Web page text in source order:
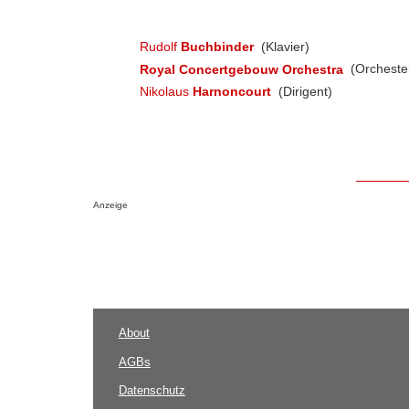
Rudolf Buchbinder (Klavier)
Royal Concertgebouw Orchestra
Nikolaus Harnoncourt (Dirigent)
Anzeige
About
AGBs
Datenschutz